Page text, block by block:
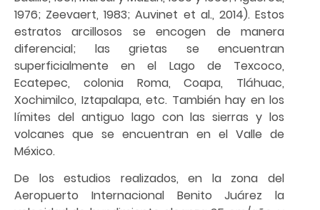
1976; Zeevaert, 1983; Auvinet et al., 2014). Estos
estratos arcillosos se encogen de manera
diferencial; las grietas se encuentran
superficialmente en el Lago de Texcoco,
Ecatepec, colonia Roma, Coapa, Tláhuac,
Xochimilco, Iztapalapa, etc. También hay en los
límites del antiguo lago con las sierras y los
volcanes que se encuentran en el Valle de
México.
De los estudios realizados, en la zona del
Aeropuerto Internacional Benito Juárez la